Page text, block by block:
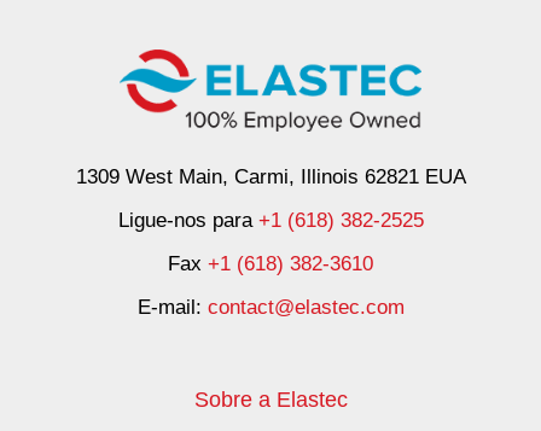
1309 West Main, Carmi, Illinois 62821 EUA
Ligue-nos para +1 (618) 382-2525
Fax +1 (618) 382-3610
E-mail: contact@elastec.com
Sobre a Elastec